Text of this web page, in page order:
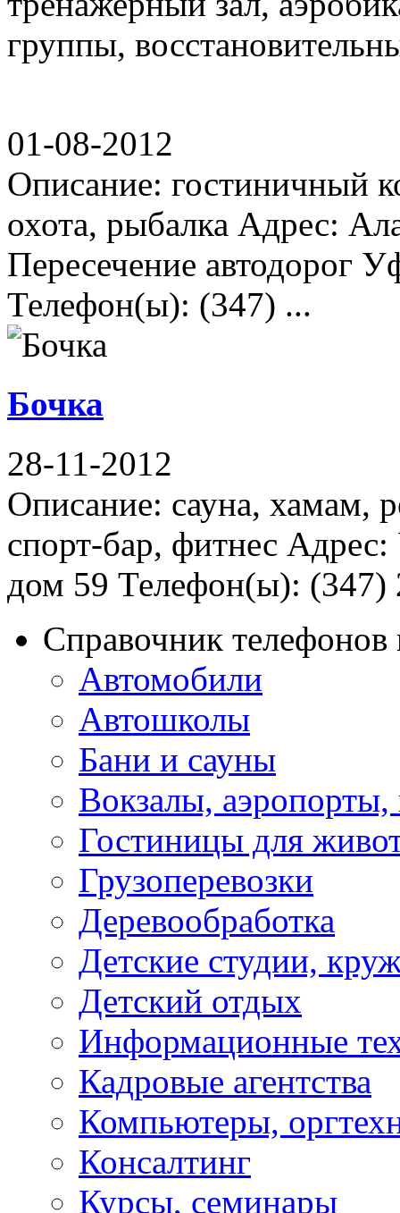
группы,
01-08-2012
Описание: гостиничный
охота, рыбалка Адрес:
Пересечение автодорог
Телефон(ы): (347) ...
Бочка
28-11-2012
Описание: сауна, хамам,
спорт-бар, фитнес
дом 59 Телефон(ы): (347)
Справочник
Автомобили
Автошколы
Бани и сауны
Вокзалы,
Гостиницы для
Грузоперевозки
Деревообработка
Детские студии,
Детский отдых
Информационные
Кадровые агентства
Компьютеры,
Консалтинг
Курсы, семинары